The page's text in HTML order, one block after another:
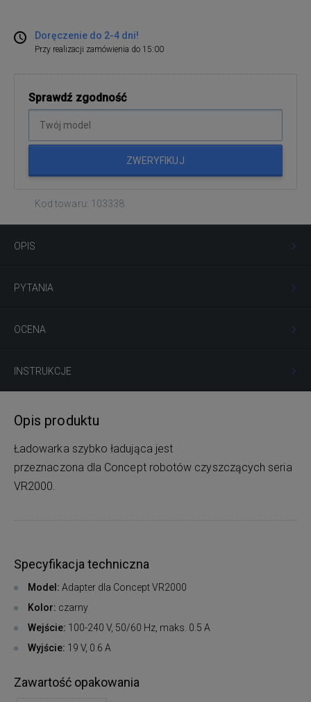
Doręczenie do 2-4 dni!
Przy realizacji zamówienia do 15:00
Sprawdź zgodność
ZWERYFIKUJ
Kod towaru: 103338
OPIS
PYTANIA
OCENA
INSTRUKCJE
Opis produktu
Ładowarka szybko ładująca jest
przeznaczona dla Concept robotów czyszczących seria
VR2000.
Specyfikacja techniczna
Model: Adapter dla Concept VR2000
Kolor: czarny
Wejście: 100-240 V, 50/60 Hz, maks. 0.5 A
Wyjście: 19 V, 0.6 A
Zawartość opakowania